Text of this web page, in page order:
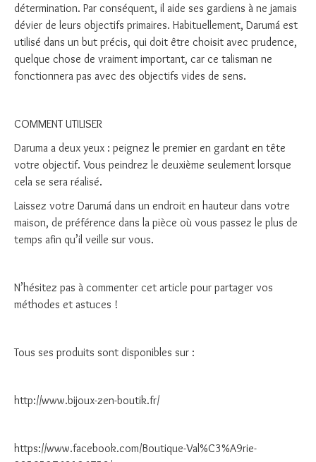
détermination. Par conséquent, il aide ses gardiens à ne jamais
dévier de leurs objectifs primaires. Habituellement, Darumá est
utilisé dans un but précis, qui doit être choisit avec prudence,
quelque chose de vraiment important, car ce talisman ne
fonctionnera pas avec des objectifs vides de sens.
COMMENT UTILISER
Daruma a deux yeux : peignez le premier en gardant en tête
votre objectif. Vous peindrez le deuxième seulement lorsque
cela se sera réalisé.
Laissez votre Darumá dans un endroit en hauteur dans votre
maison, de préférence dans la pièce où vous passez le plus de
temps afin qu’il veille sur vous.
N’hésitez pas à commenter cet article pour partager vos
méthodes et astuces !
Tous ses produits sont disponibles sur :
http://www.bijoux-zen-boutik.fr/
https://www.facebook.com/Boutique-Val%C3%A9rie-